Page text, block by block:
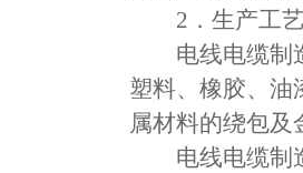
2．生产工艺
电线电缆制造
塑料、橡胶、油
属材料的绕包
电线电缆制造